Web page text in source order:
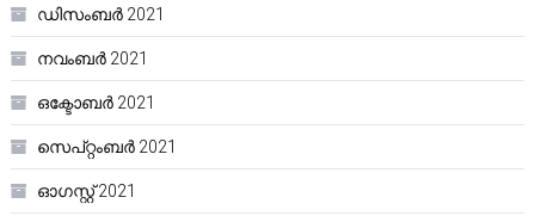
ഡിസംബർ 2021
നവംബർ 2021
ഒക്ടോബർ 2021
സെപ്റ്റംബർ 2021
ഓഗസ്റ്റ്‌ 2021